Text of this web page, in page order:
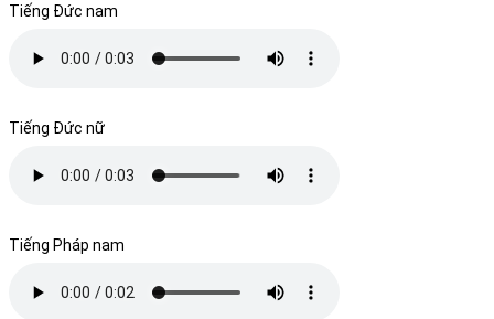
Tiếng Đức nam
Tiếng Đức nữ
Tiếng Pháp nam